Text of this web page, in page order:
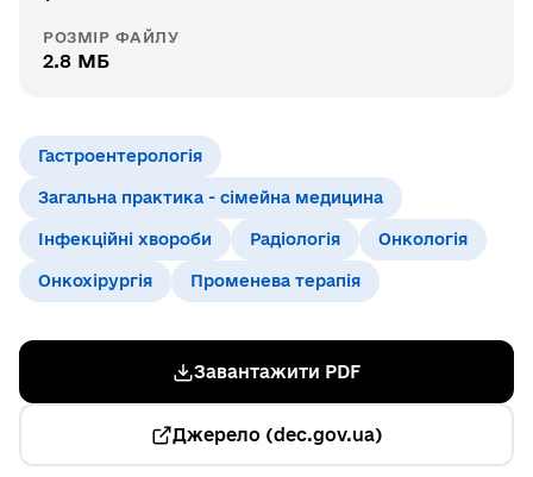
РОЗМІР ФАЙЛУ
2.8 МБ
Гастроентерологія
Загальна практика - сімейна медицина
Інфекційні хвороби Радіологія Онкологія
Онкохірургія Променева терапія
Завантажити PDF
Джерело (dec.gov.ua)